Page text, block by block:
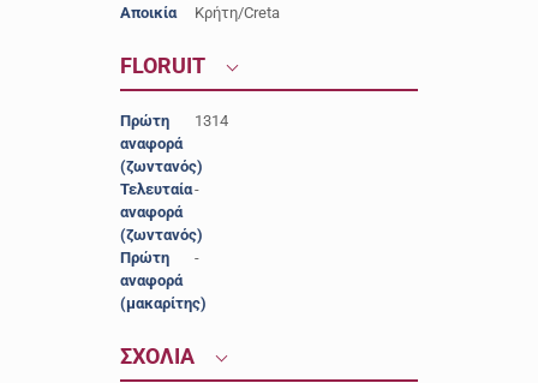
Αποικία
Κρήτη/Creta
FLORUIT
Πρώτη
αναφορά
(ζωντανός)
1314
Τελευταία
αναφορά
(ζωντανός)
-
Πρώτη
αναφορά
(μακαρίτης)
-
ΣΧΟΛΙΑ